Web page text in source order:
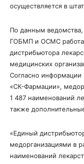
осуществляется в
По данным
ГОБМП и ОСМС
дистрибьютора
медицинских
Согласно информации
«СК-Фармации»,
1 487 наименований
также
«Единый
медорганизациями в
наименований